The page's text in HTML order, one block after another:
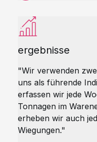
ergebnisse
"Wir verwenden
uns als führende
erfassen wir jede
Tonnagen im
erheben wir auch
Wiegungen."